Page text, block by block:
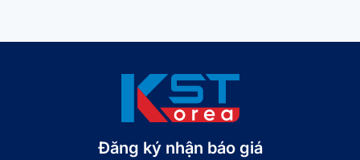
Đăng ký nhận báo giá​